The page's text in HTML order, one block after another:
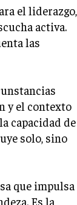
el liderazgo,
activa.
las
y el contexto
capacidad de
solo, sino
que impulsa
Es la